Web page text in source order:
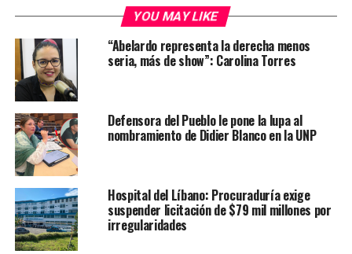
YOU MAY LIKE
“Abelardo representa la derecha menos
seria, más de show”: Carolina Torres
Defensora del Pueblo le pone la lupa al
nombramiento de Didier Blanco en la UNP
Hospital del Líbano: Procuraduría exige
suspender licitación de $79 mil millones por
irregularidades